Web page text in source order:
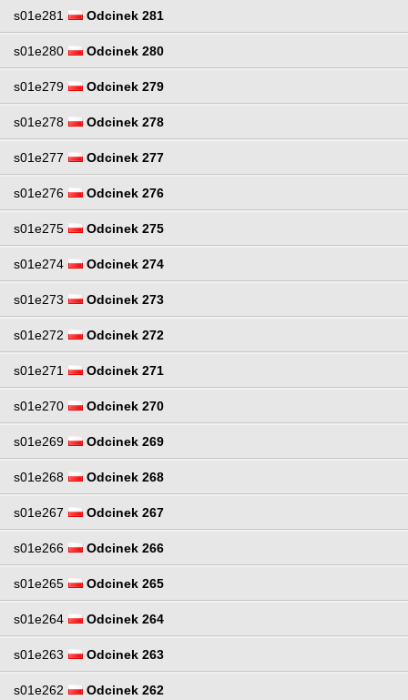
s01e281 Odcinek 281
s01e280 Odcinek 280
s01e279 Odcinek 279
s01e278 Odcinek 278
s01e277 Odcinek 277
s01e276 Odcinek 276
s01e275 Odcinek 275
s01e274 Odcinek 274
s01e273 Odcinek 273
s01e272 Odcinek 272
s01e271 Odcinek 271
s01e270 Odcinek 270
s01e269 Odcinek 269
s01e268 Odcinek 268
s01e267 Odcinek 267
s01e266 Odcinek 266
s01e265 Odcinek 265
s01e264 Odcinek 264
s01e263 Odcinek 263
s01e262 Odcinek 262